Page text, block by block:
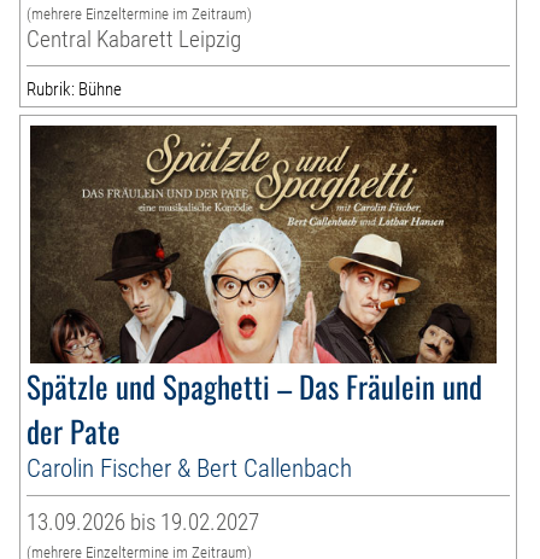
(mehrere Einzeltermine im Zeitraum)
Central Kabarett Leipzig
Rubrik: Bühne
Spätzle und Spaghetti – Das Fräulein und
der Pate
Carolin Fischer & Bert Callenbach
13.09.2026 bis 19.02.2027
(mehrere Einzeltermine im Zeitraum)